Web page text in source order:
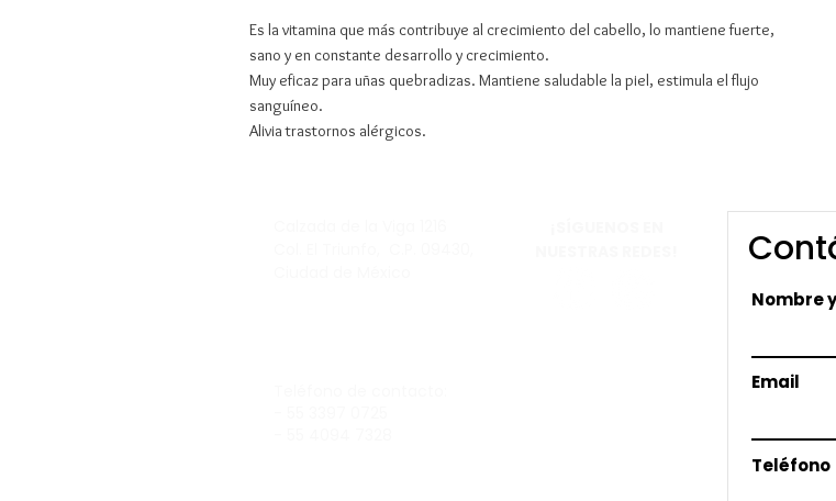
Es la vitamina que más contribuye al crecimiento del cabello, lo mantiene fuerte,
sano y en constante desarrollo y crecimiento.
Muy eficaz para uñas quebradizas. Mantiene saludable la piel, estimula el flujo
sanguíneo.
Alivia trastornos alérgicos.
Nombre
Email
Teléfono